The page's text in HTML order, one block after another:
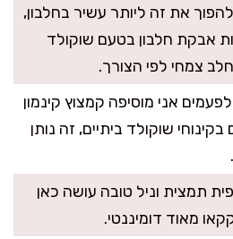
את זה ליותר עשיר בחלבון,
1–2 כפות אבקת חלבון בטעם שוקולד
צמחי לפי הצורך.
אני מוסיפה קמצוץ קינמון
שוקולד ביתיים, זה נותן
תמצית וניל טובה עושה כאן
מאוד דומיננטי.